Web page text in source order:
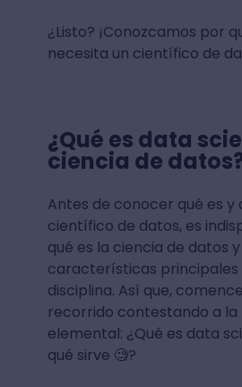
¿Listo? ¡Conozcamos por
necesita un científico de
¿Qué es data
ciencia de
Antes de conocer qué es y
científico de datos, es
qué es la ciencia de datos
características principales
disciplina. Así que,
recorrido contestando a
elemental: ¿Qué es data
qué sirve 🧐?